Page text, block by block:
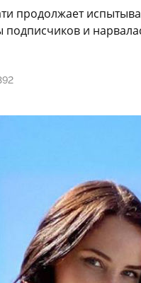
продолжает
подписчиков и